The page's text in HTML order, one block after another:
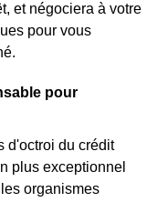
et négociera à votre
pour vous
pour
d'octroi du crédit
plus exceptionnel
organismes